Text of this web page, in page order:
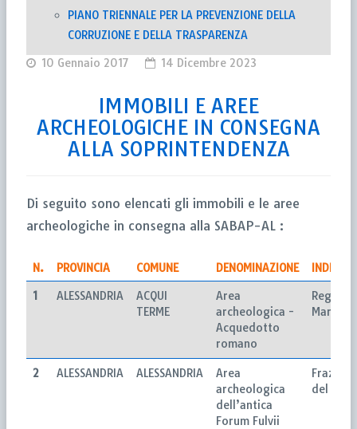
PIANO TRIENNALE PER LA PREVENZIONE DELLA
CORRUZIONE E DELLA TRASPARENZA
10 Gennaio 2017
14 Dicembre 2023
IMMOBILI E AREE
ARCHEOLOGICHE IN CONSEGNA
ALLA SOPRINTENDENZA
Di seguito sono elencati gli immobili e le aree
archeologiche in consegna alla SABAP-AL :
N. PROVINCIA COMUNE DENOMINAZIONE
1
ALESSANDRIA
ACQUI
TERME
Area
archeologica -
Acquedotto
romano
Regione
2 ALESSANDRIA ALESSANDRIA
Area
archeologica
dell’antica
Forum Fulvii
Fraz.
del Foro